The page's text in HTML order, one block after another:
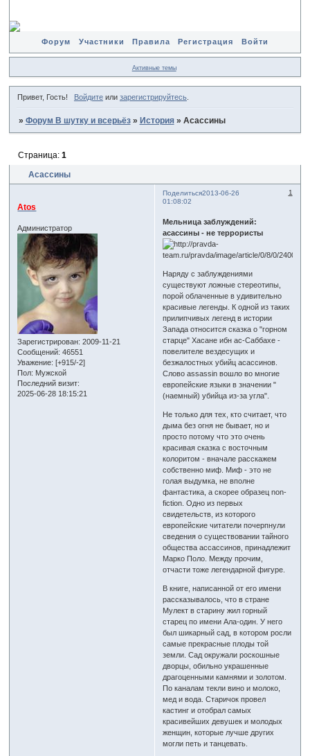
Форум Участники Правила Регистрация Войти
Активные темы
Привет, Гость! Войдитеили зарегистрируйтесь.
» Форум В шутку и всерьёз » История » Асассины
Асассины
Страница: 1
Поделиться 1
2013-06-26
01:08:02
Atos
Администратор
Зарегистрирован: 2009-11-21
Сообщений: 46551
Уважение: [+915/-2]
Пол: Мужской
Последний визит:
2025-06-28 18:15:21
Мельница заблуждений:
асассины - не террористы
Наряду с заблуждениями
существуют ложные стереотипы,
порой облаченные в удивительно
красивые легенды. К одной из таких
прилипчивых легенд в истории
Запада относится сказка о "горном
старце" Хасане ибн ас-Саббахе -
повелителе вездесущих и
безжалостных убийц асассинов.
Слово assassin вошло во многие
европейские языки в значении "
(наемный) убийца из-за угла".
Не только для тех, кто считает, что
дыма без огня не бывает, но и
просто потому что это очень
красивая сказка с восточным
колоритом - вначале расскажем
собственно миф. Миф - это не
голая выдумка, не вполне
фантастика, а скорее образец non-
fiction. Одно из первых
свидетельств, из которого
европейские читатели почерпнули
сведения о существовании тайного
общества ассассинов, принадлежит
Марко Поло. Между прочим,
отчасти тоже легендарной фигуре.
В книге, написанной от его имени
рассказывалось, что в стране
Мулект в старину жил горный
старец по имени Ала-один. У него
был шикарный сад, в котором росли
самые прекрасные плоды той
земли. Сад окружали роскошные
дворцы, обильно украшенные
драгоценными камнями и золотом.
По каналам текли вино и молоко,
мед и вода. Старичок провел
кастинг и отобрал самых
красивейших девушек и молодых
женщин, которые лучше других
могли петь и танцевать.